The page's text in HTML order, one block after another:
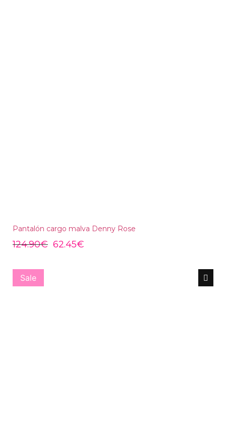
Pantalón cargo malva Denny Rose
124.90€ 62.45€
Sale